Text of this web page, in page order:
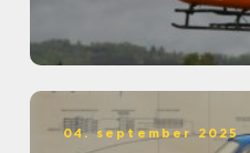
04. september 2025